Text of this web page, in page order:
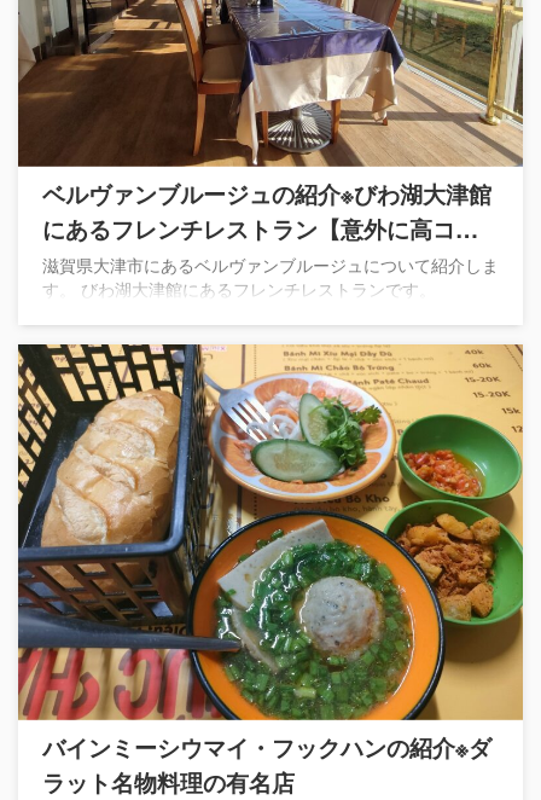
ベルヴァンブルージュの紹介※びわ湖大津館
にあるフレンチレストラン【意外に高コス
パ】
滋賀県大津市にあるベルヴァンブルージュについて紹介しま
す。 びわ湖大津館にあるフレンチレストランです。
バインミーシウマイ・フックハンの紹介※ダ
ラット名物料理の有名店